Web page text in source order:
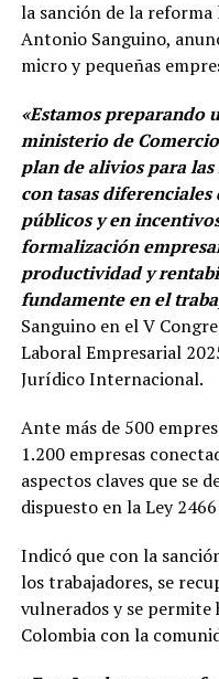
la sanción de la
Antonio Sanguino,
micro y pequeñas
«Estamos preparando
ministerio de
plan de alivios para
con tasas
públicos y en
formalización
productividad y
fundamente en el
Sanguino en el V
Laboral Empresarial
Jurídico Internacional.
Ante más de 500
1.200 empresas
aspectos claves que se
dispuesto en la Ley
Indicó que con la
los trabajadores, se
vulnerados y se
Colombia con la